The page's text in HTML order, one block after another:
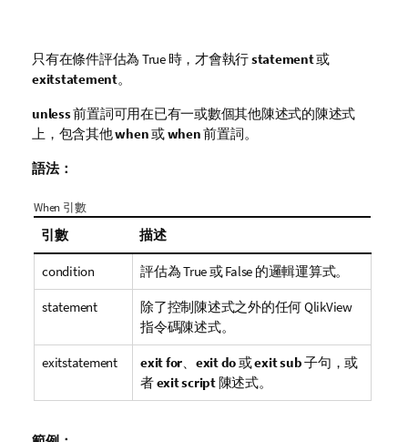
只有在條件評估為 True時，才會執行statement或
exitstatement。
unless前置詞可用在已有一或數個其他陳述式的陳述式
上，包含其他when或when前置詞。
語法：
When 引數
引數 描述
condition 評估為True或False 的邏輯運算式。
statement 除了控制陳述式之外的任何QlikView
指令碼陳述式。
exitstatement exit for、 exit do或exit sub子句，或
者exit script陳述式。